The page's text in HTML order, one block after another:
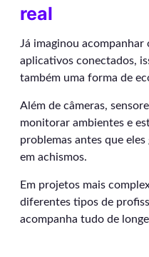
real
Já imaginou acompanhar
aplicativos conectados,
também uma forma de
Além de câmeras,
monitorar ambientes e
problemas antes que
em achismos.
Em projetos mais
diferentes tipos de
acompanha tudo de